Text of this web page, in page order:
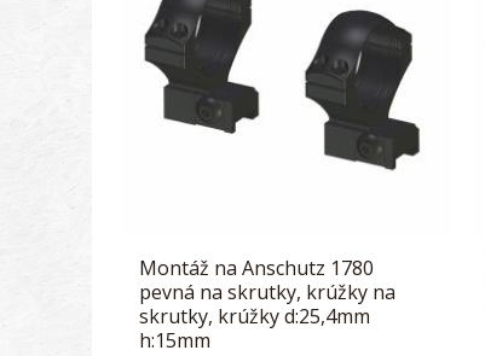
Montáž na Anschutz 1780
pevná na skrutky, krúžky na
skrutky, krúžky d:25,4mm
h:15mm